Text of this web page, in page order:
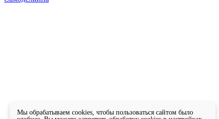
Мы обрабатываем cookies, чтобы пользоваться сайтом было